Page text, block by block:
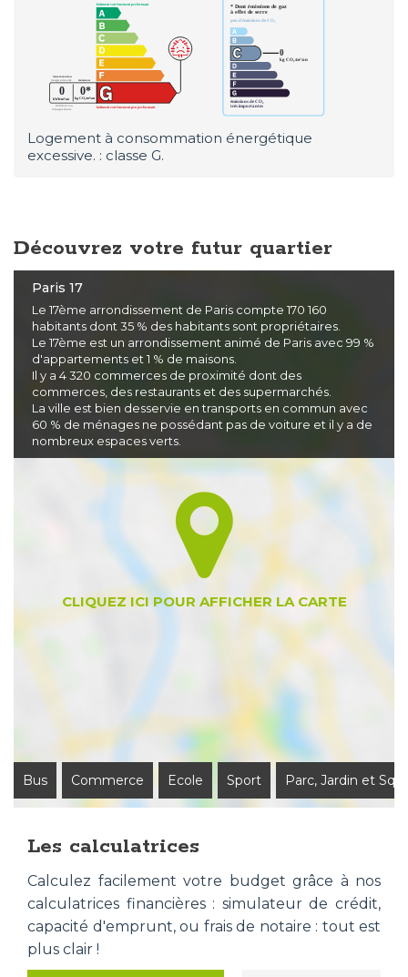
Logement à consommation énergétique
excessive. : classe G.
Découvrez votre futur quartier
Paris 17
Le 17ème arrondissement de Paris compte 170 160
habitants dont 35 % des habitants sont propriétaires.
Le 17ème est un arrondissement animé de Paris avec 99 %
d'appartements et 1 % de maisons.
Il y a 4 320 commerces de proximité dont des
commerces, des restaurants et des supermarchés.
La ville est bien desservie en transports en commun avec
60 % de ménages ne possédant pas de voiture et il y a de
nombreux espaces verts.
Bus Commerce Ecole Sport Parc, Jardin et
Les calculatrices
Calculez facilement votre budget grâce à nos
calculatrices financières : simulateur de crédit,
capacité d'emprunt, ou frais de notaire : tout est
plus clair !